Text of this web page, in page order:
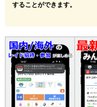
することができます。